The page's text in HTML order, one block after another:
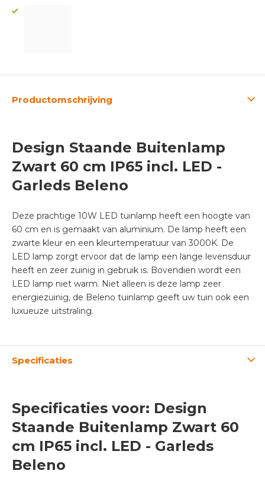
Productomschrijving
Design Staande Buitenlamp
Zwart 60 cm IP65 incl. LED -
Garleds Beleno
Deze prachtige 10W LED tuinlamp heeft een hoogte van
60 cm en is gemaakt van aluminium. De lamp heeft een
zwarte kleur en een kleurtemperatuur van 3000K. De
LED lamp zorgt ervoor dat de lamp een lange levensduur
heeft en zeer zuinig in gebruik is. Bovendien wordt een
LED lamp niet warm. Niet alleen is deze lamp zeer
energiezuinig, de Beleno tuinlamp geeft uw tuin ook een
luxueuze uitstraling.
Specificaties
Specificaties voor: Design
Staande Buitenlamp Zwart 60
cm IP65 incl. LED - Garleds
Beleno